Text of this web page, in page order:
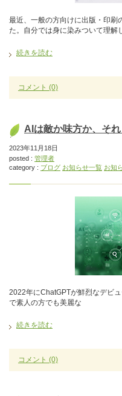
最近、一般の方向けに出版・印刷
た。自分では身に染みついて理解
続きを読む
コメント (0)
AIは敵か味方か、それ
2023年11月18日
posted : 管理者
category : ブログ お知らせ一覧 お知
2022年にChatGPTが鮮烈なデビ
で素人の方でも美麗な
続きを読む
コメント (0)